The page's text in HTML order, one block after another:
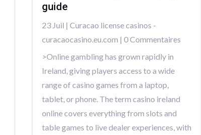
guide
23 Juil | Curacao license casinos -
curacaocasino.eu.com | 0 Commentaires
>Online gambling has grown rapidly in
Ireland, giving players access to a wide
range of casino games from a laptop,
tablet, or phone. The term casino ireland
online covers everything from slots and
table games to live dealer experiences, with